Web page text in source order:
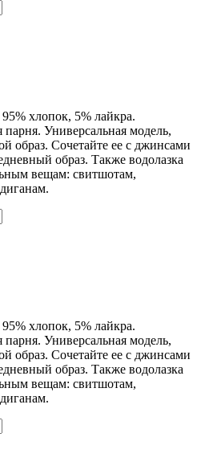
хлопок, 5% лайкра.
парня. Универсальная модель,
образ. Сочетайте ее с джинсами
образ. Также водолазка
вещам: свитшотам,
хлопок, 5% лайкра.
парня. Универсальная модель,
образ. Сочетайте ее с джинсами
образ. Также водолазка
вещам: свитшотам,